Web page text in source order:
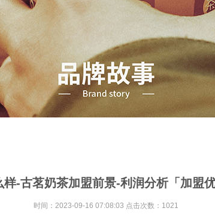
-古茗奶茶加盟前景-利润分析「加盟
时间：2023-09-16 07:08:03 点击次数：1021